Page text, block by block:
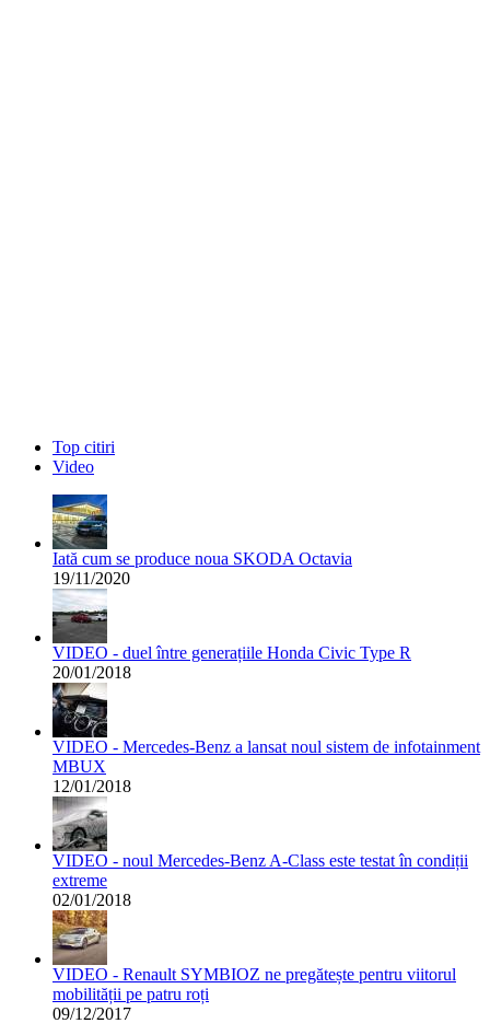
Top citiri
Video
Iată cum se produce noua SKODA Octavia
19/11/2020
VIDEO - duel între generațiile Honda Civic Type R
20/01/2018
VIDEO - Mercedes-Benz a lansat noul sistem de infotainment
MBUX
12/01/2018
VIDEO - noul Mercedes-Benz A-Class este testat în condiții
extreme
02/01/2018
VIDEO - Renault SYMBIOZ ne pregătește pentru viitorul
mobilității pe patru roți
09/12/2017